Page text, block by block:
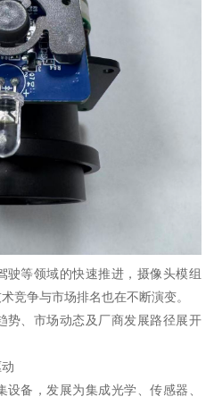
驶等领域的快速推进，摄像头模组
竞争与市场排名也在不断演变。
势、市场动态及厂商发展路径展开
备，发展为集成光学、传感器、